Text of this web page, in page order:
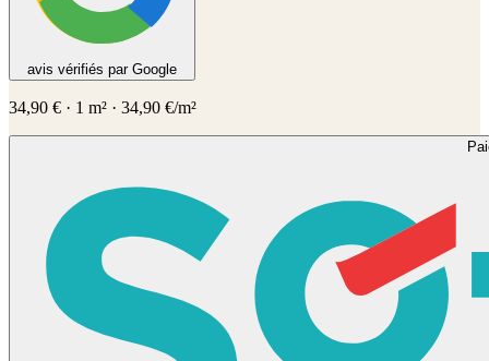
avis vérifiés par Google
34,90 € · 1 m² · 34,90 €/m²